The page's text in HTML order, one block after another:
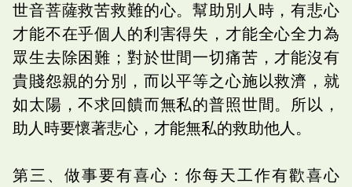
世音菩薩救苦救難的心。幫助別人時，有悲心
才能不在乎個人的利害得失，才能全心全力為
眾生去除困難；對於世間一切痛苦，才能沒有
貴賤怨親的分別，而以平等之心施以救濟，就
如太陽，不求回饋而無私的普照世間。所以，
助人時要懷著悲心，才能無私的救助他人。
第三、做事要有喜心：你每天工作有歡喜心